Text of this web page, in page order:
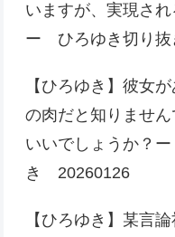
いますが、実現さ
ー ひろゆき切り
【ひろゆき】彼女
の肉だと知りませ
いいでしょうか？
き 20260126
【ひろゆき】某言